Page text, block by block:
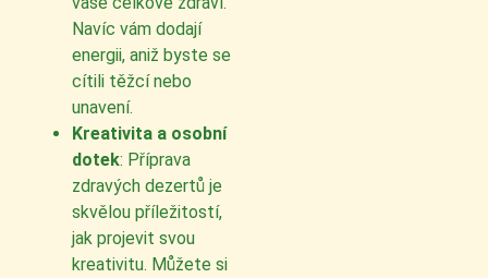
Navíc vám dodají
energii, aniž byste se
cítili těžcí nebo
unavení.
Kreativita a osobní
dotek: Příprava
zdravých dezertů je
skvělou příležitostí,
jak projevit svou
kreativitu. Můžete si